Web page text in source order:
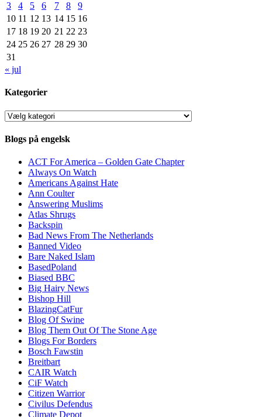
3
4 5 6 7 8
9
10 11 12 13 14 15 16
17 18 19 20 21 22 23
24 25 26 27 28 29 30
31
« jul
Kategorier
Kategorier
Blogs på engelsk
ACT For America – Golden Gate Chapter
Always On Watch
Americans Against Hate
Ann Coulter
Answering Muslims
Atlas Shrugs
Backspin
Bad News From The Netherlands
Banned Video
Bare Naked Islam
BasedPoland
Biased BBC
Big Hairy News
Bishop Hill
BlazingCatFur
Blog Of Swine
Blog Them Out Of The Stone Age
Blogs For Borders
Bosch Fawstin
Breitbart
CAIR Watch
CiF Watch
Citizen Warrior
Civilus Defendus
Climate Depot